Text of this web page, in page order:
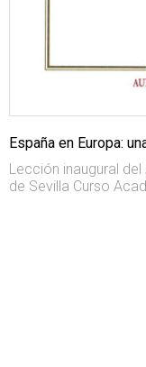
España en Europa:
Lección inaugural
de Sevilla Curso